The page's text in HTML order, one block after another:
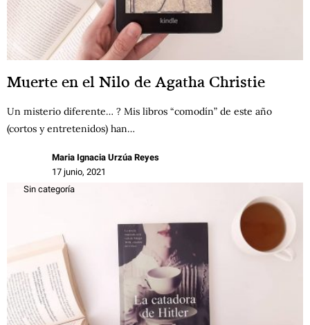
Muerte en el Nilo de Agatha Christie
Un misterio diferente… ? Mis libros “comodín” de este año
(cortos y entretenidos) han…
Maria Ignacia Urzúa Reyes
17 junio, 2021
Sin categoría